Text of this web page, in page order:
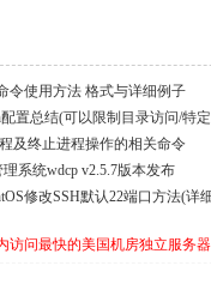
令使用方法 格式与详细例子
配置总结(可以限制目录访问/特
及终止进程操作的相关命令
系统wdcp v2.5.7版本发布
修改SSH默认22端口方法(详
访问最快的美国机房独立服务器